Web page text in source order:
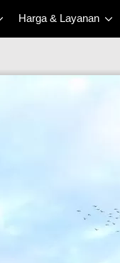
Harga & Layanan